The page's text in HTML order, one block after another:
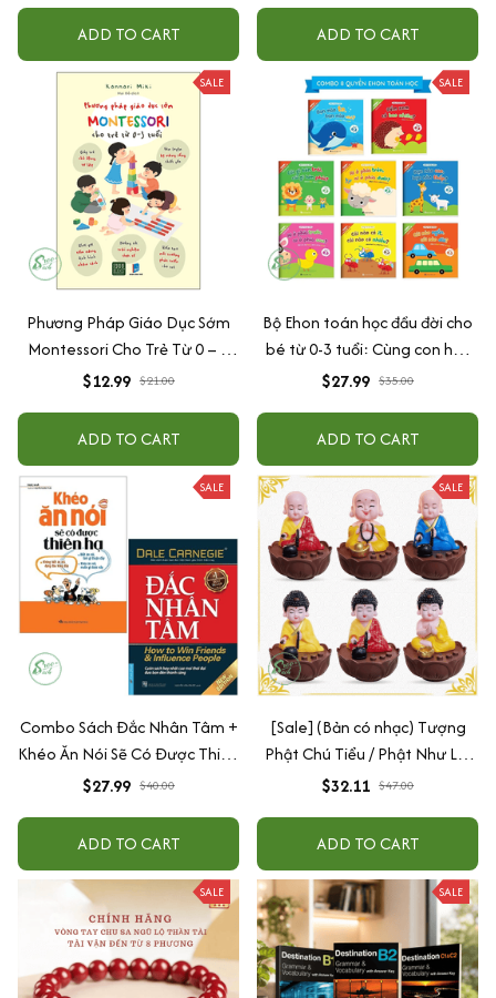
ADD TO CART ADD TO CART
SALE
Phương Pháp Giáo Dục Sớm
Montessori Cho Trẻ Từ 0 – 3
Tuổi
$12.99 $21.00
ADD TO CART
SALE
Bộ Ehon toán học đầu đời cho
bé từ 0-3 tuổi: Cùng con học
toán (song ngữ Việt Anh)
$27.99 $35.00
ADD TO CART
SALE
Combo Sách Đắc Nhân Tâm +
Khéo Ăn Nói Sẽ Có Được Thiên
Hạ
$27.99 $40.00
ADD TO CART
SALE
[Sale] (Bản có nhạc) Tượng
Phật Chú Tiểu / Phật Như Lai
Gõ Mõ Tụng Kinh Có 6 Bài
$32.11 $47.00
ADD TO CART
SALE SALE